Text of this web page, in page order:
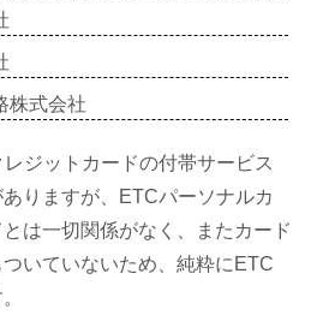
株式会社
ジットカードの付帯サービス
りますが、ETCパーソナルカ
は一切関係がなく、またカード
いていないため、純粋にETC